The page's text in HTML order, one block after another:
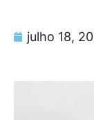
julho 18,